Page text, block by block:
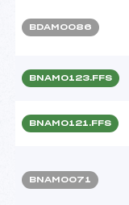
BDAM0086
BNAM0123.FFS
BNAM0121.FFS
BNAM0071